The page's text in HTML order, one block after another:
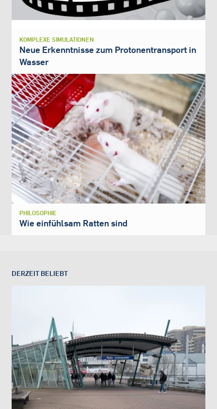
KOMPLEXE SIMULATIONEN
Neue Erkenntnisse zum Protonentransport in
Wasser
PHILOSOPHIE
Wie einfühlsam Ratten sind
DERZEIT BELIEBT